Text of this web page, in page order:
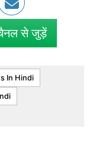
से जुड़ें
In Hindi